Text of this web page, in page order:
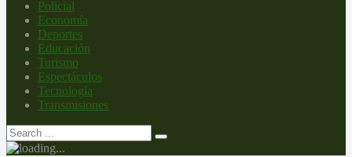
Policial
Economía
Deportes
Educación
Turismo
Espectáculos
Tecnología
Transmisiones